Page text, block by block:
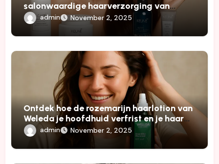
salonwaardige haarverzorging van
Keuneadmin November 2, 2025
Ontdek hoe de rozemarijn haarlotion van
Weleda je hoofdhuid verfrist en je haar
laat stralen
admin November 2, 2025